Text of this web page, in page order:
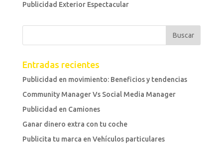
Publicidad Exterior Espectacular
Entradas recientes
Publicidad en movimiento: Beneficios y tendencias
Community Manager Vs Social Media Manager
Publicidad en Camiones
Ganar dinero extra con tu coche
Publicita tu marca en Vehículos particulares